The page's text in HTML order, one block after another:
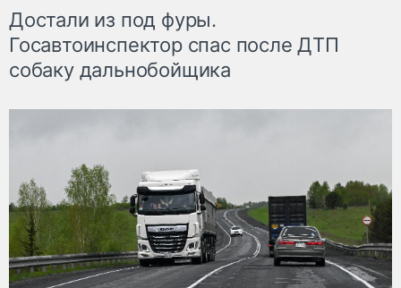
Достали из под фуры.
Госавтоинспектор спас после ДТП
собаку дальнобойщика